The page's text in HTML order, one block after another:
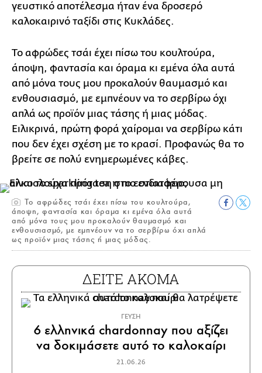
γευστικό αποτέλεσμα ήταν ένα δροσερό
καλοκαιρινό ταξίδι στις Κυκλάδες.
Το αφρώδες τσάι έχει πίσω του κουλτούρα,
άποψη, φαντασία και όραμα κι εμένα όλα αυτά
από μόνα τους μου προκαλούν θαυμασμό και
ενθουσιασμό, με εμπνέουν να το σερβίρω όχι
απλά ως προϊόν μιας τάσης ή μιας μόδας.
Ειλικρινά, πρώτη φορά χαίρομαι να σερβίρω κάτι
που δεν έχει σχέση με το κρασί. Προφανώς θα το
βρείτε σε πολύ ενημερωμένες κάβες.
Το αφρώδες τσάι έχει πίσω του κουλτούρα,
άποψη, φαντασία και όραμα κι εμένα όλα αυτά
από μόνα τους μου προκαλούν θαυμασμό και
ενθουσιασμό, με εμπνέουν να το σερβίρω όχι απλά
ως προϊόν μιας τάσης ή μιας μόδας.
ΔΕΙΤΕ ΑΚΟΜΑ
ΓΕΥΣΗ
6 ελληνικά chardonnay που αξίζει
να δοκιμάσετε αυτό το καλοκαίρι
21.06.26